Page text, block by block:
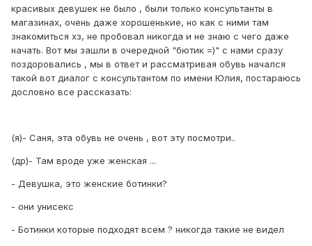
красивых девушек не было , были только консультанты в
магазинах, очень даже хорошенькие, но как с ними там
знакомиться хз, не пробовал никогда и не знаю с чего даже
начать. Вот мы зашли в очередной "бютик =)" с нами сразу
поздоровались , мы в ответ и рассматривая обувь начался
такой вот диалог с консультантом по имени Юлия, постараюсь
дословно все рассказать:
(я)- Саня, эта обувь не очень , вот эту посмотри..
(др)- Там вроде уже женская ...
- Девушка, это женские ботинки?
- они унисекс
- Ботинки которые подходят всем ? никогда такие не видел